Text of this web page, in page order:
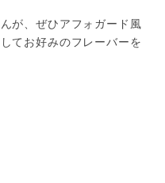
が、ぜひアフォガード風
てお好みのフレーバーを